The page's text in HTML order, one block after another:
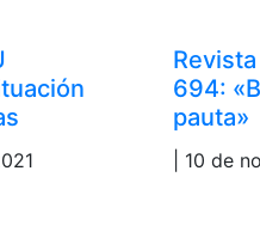
694:
pauta»
| 10 de